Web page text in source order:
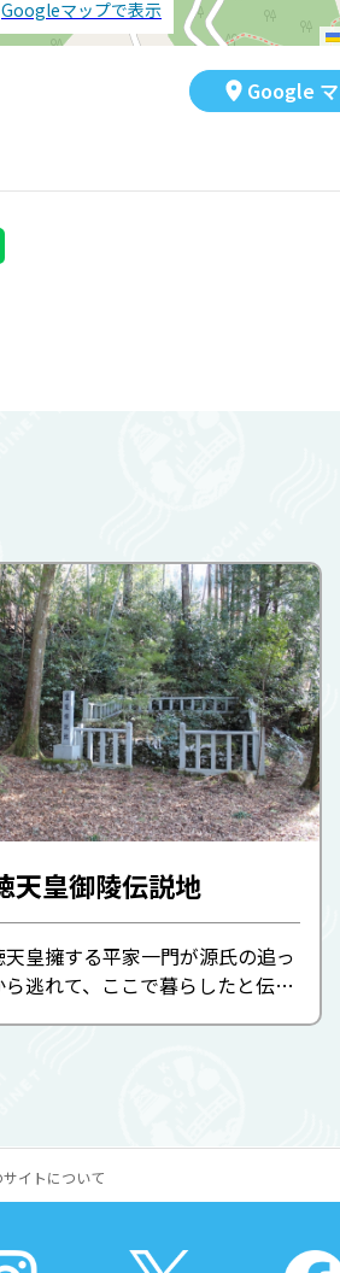
Googleマップで表示
Google
天皇御陵伝説地
天皇擁する平家一門が源氏の追っ
ら逃れて、ここで暮らしたと伝わ
サイトについて